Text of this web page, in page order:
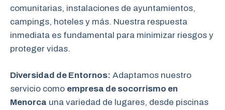
comunitarias, instalaciones de ayuntamientos,
campings, hoteles y más. Nuestra respuesta
inmediata es fundamental para minimizar riesgos y
proteger vidas.
Diversidad de Entornos: Adaptamos nuestro
servicio como empresa de socorrismo en
Menorca una variedad de lugares, desde piscinas